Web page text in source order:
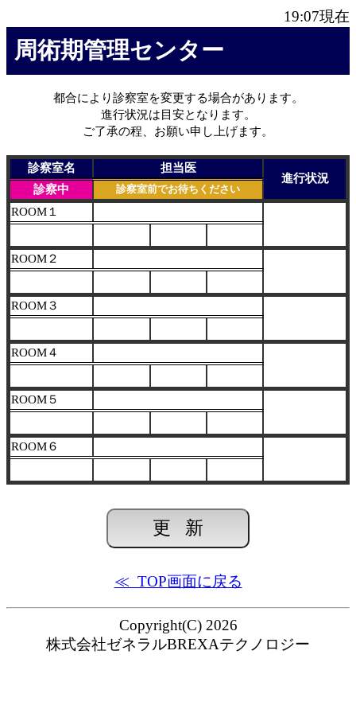
19:07現在
周術期管理センター
都合により診察室を変更する場合があります。
進行状況は目安となります。
ご了承の程、お願い申し上げます。
診察室名 担当医
進行状況
診察中
診察室前でお待ちください
ROOM１
ROOM２
ROOM３
ROOM４
ROOM５
ROOM６
≪ TOP画面に戻る
Copyright(C) 2026
株式会社ゼネラルBREXAテクノロジー